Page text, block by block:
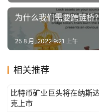
为什么我们需要跨链桥
25 8 月, 2022 9:21 上午
相关推荐
Bitcoin (BTC)
比特币矿业巨头将在纳斯
克上市